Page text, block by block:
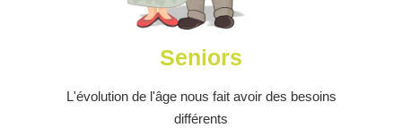
Seniors
L'évolution de l'âge nous fait avoir des besoins
différents